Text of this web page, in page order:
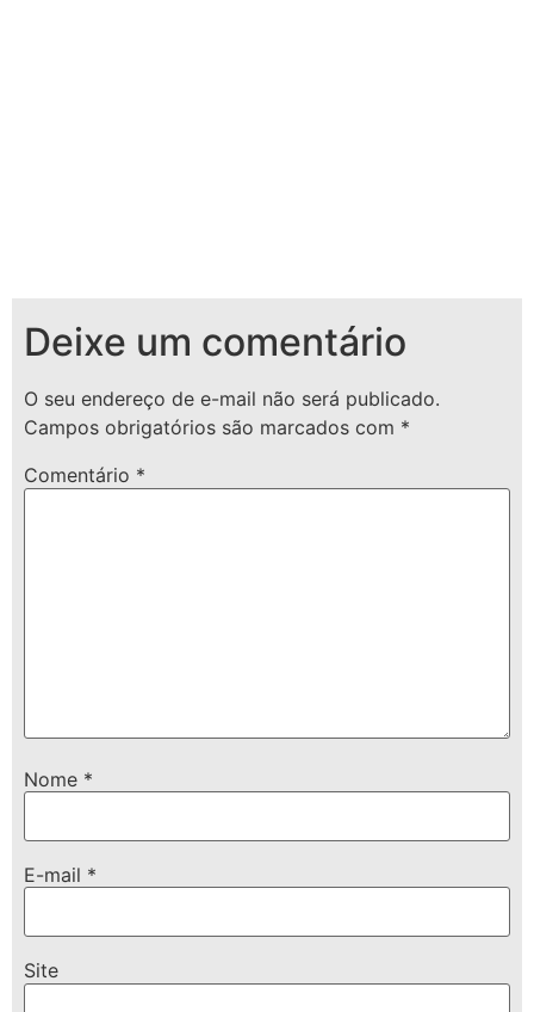
Deixe um comentário
O seu endereço de e-mail não será publicado.
Campos obrigatórios são marcados com *
Comentário *
Nome *
E-mail *
Site